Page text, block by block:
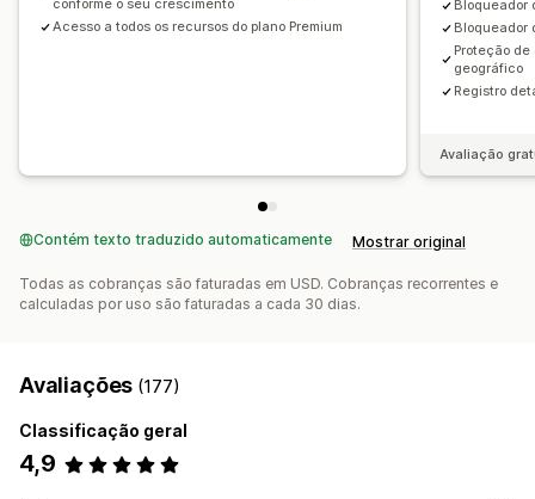
conforme o seu crescimento
Acesso a todos os recursos do plano Premium
Bloqueador
Bloqueador
Proteção
geográfico
Registro
Avaliação
Contém texto traduzido automaticamente Mostrar original
Todas as cobranças são faturadas em USD. Cobranças recorrentes e
calculadas por uso são faturadas a cada 30 dias.
Avaliações (177)
Classificação geral
4,9